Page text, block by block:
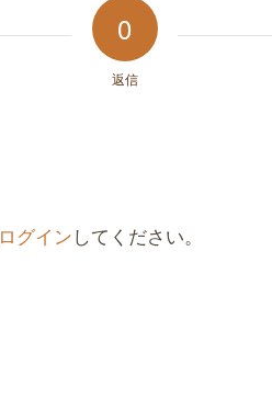
0
返信
ログインしてください。